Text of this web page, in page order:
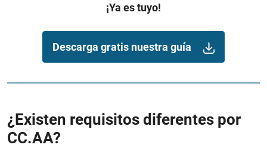
¡Ya es tuyo!
Descarga gratis nuestra guía
¿Existen requisitos diferentes por
CC.AA?